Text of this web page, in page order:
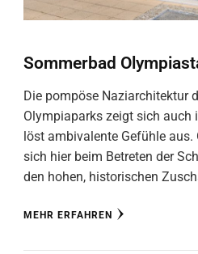
Sommerbad
Die pompöse Naziarchitektur
Olympiaparks zeigt sich auch
löst ambivalente Gefühle
sich hier beim Betreten der
den hohen, historischen
MEHR ERFAHREN